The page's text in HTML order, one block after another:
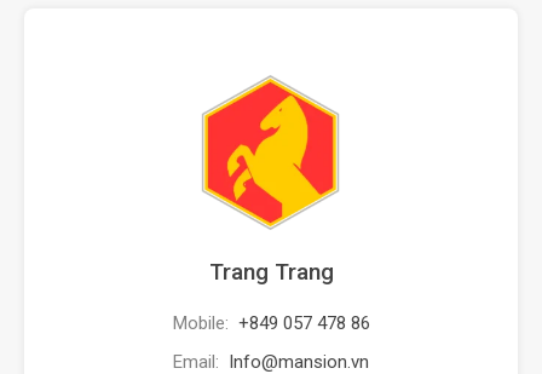
Trang Trang
Mobile: +849 057 478 86
Email: Info@mansion.vn